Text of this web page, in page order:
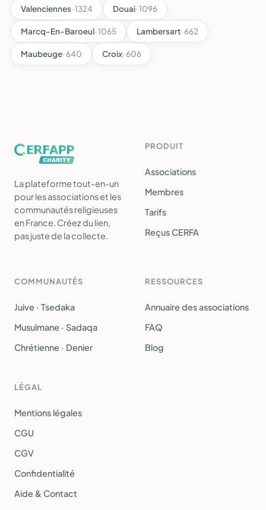
Valenciennes· 1324 Douai· 1096
Marcq-En-Baroeul· 1065 Lambersart· 662
Maubeuge· 640 Croix· 606
La plateforme tout-en-un
pour les associations et les
communautés religieuses
en France. Créez du lien,
pas juste de la collecte.
PRODUIT
Associations
Membres
Tarifs
Reçus CERFA
COMMUNAUTÉS
Juive · Tsedaka
Musulmane · Sadaqa
Chrétienne · Denier
RESSOURCES
Annuaire des associations
FAQ
Blog
LÉGAL
Mentions légales
CGU
CGV
Confidentialité
Aide & Contact